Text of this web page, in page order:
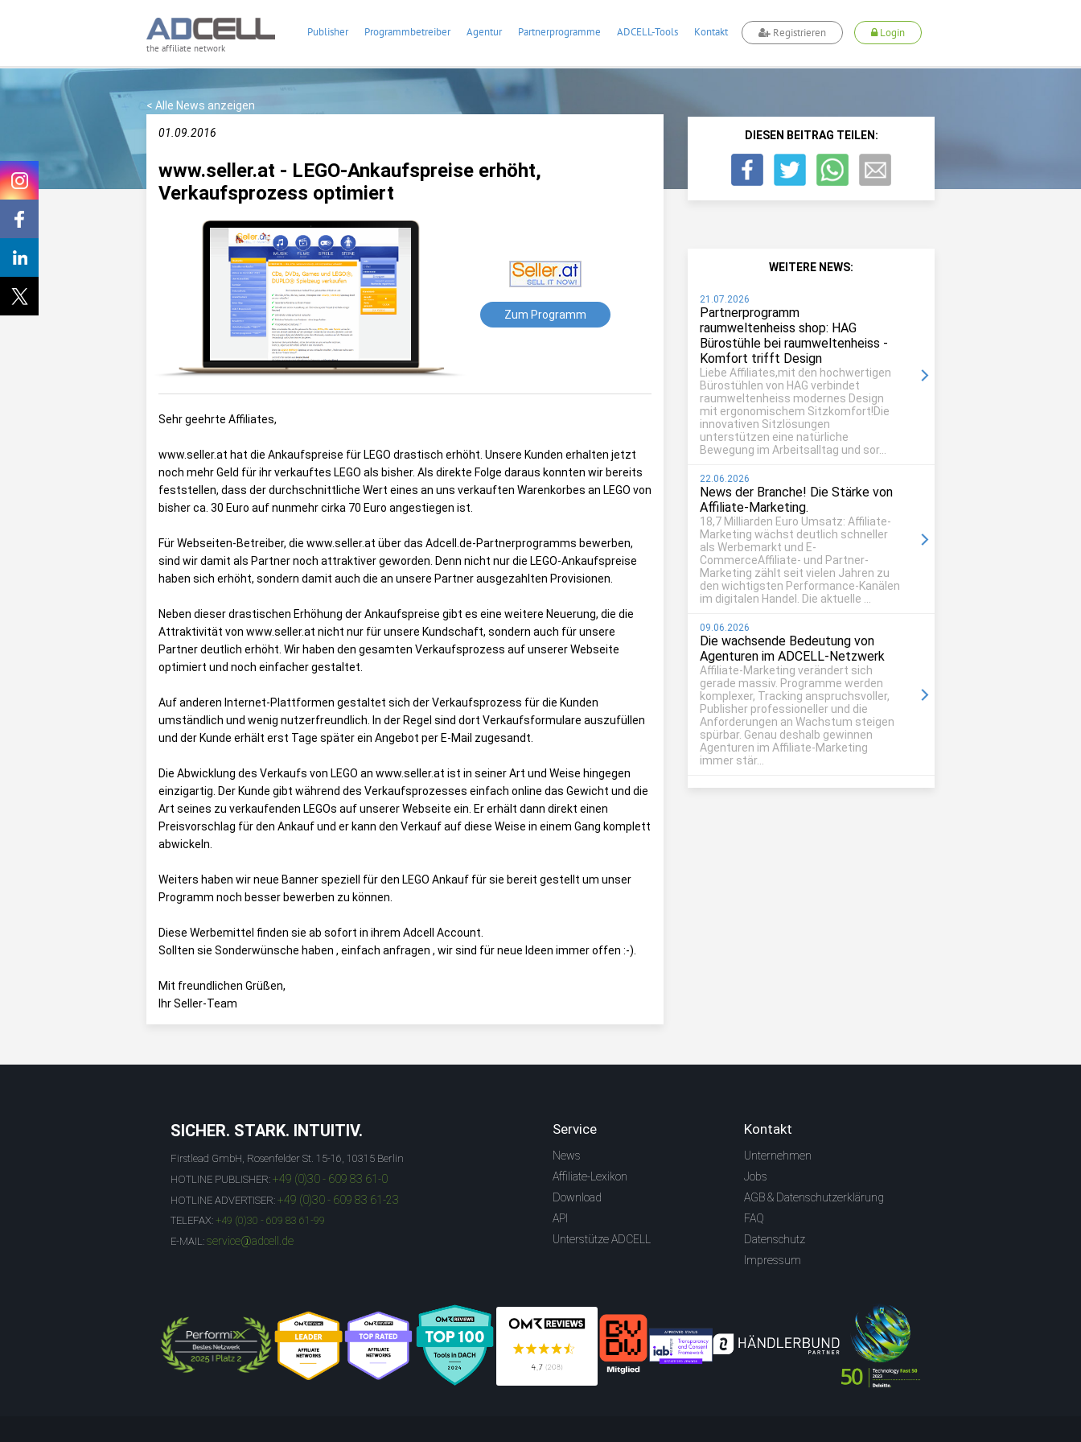
the affiliate network
Publisher Programmbetreiber Agentur Partnerprogramme ADCELL-Tools Kontakt Registrieren Login
< Alle News anzeigen
01.09.2016
www.seller.at - LEGO-Ankaufspreise erhöht,
Verkaufsprozess optimiert
Zum Programm
Sehr geehrte Affiliates,
www.seller.at hat die Ankaufspreise für LEGO drastisch erhöht. Unsere Kunden erhalten jetzt
noch mehr Geld für ihr verkauftes LEGO als bisher. Als direkte Folge daraus konnten wir bereits
feststellen, dass der durchschnittliche Wert eines an uns verkauften Warenkorbes an LEGO von
bisher ca. 30 Euro auf nunmehr cirka 70 Euro angestiegen ist.
Für Webseiten-Betreiber, die www.seller.at über das Adcell.de-Partnerprogramms bewerben,
sind wir damit als Partner noch attraktiver geworden. Denn nicht nur die LEGO-Ankaufspreise
haben sich erhöht, sondern damit auch die an unsere Partner ausgezahlten Provisionen.
Neben dieser drastischen Erhöhung der Ankaufspreise gibt es eine weitere Neuerung, die die
Attraktivität von www.seller.at nicht nur für unsere Kundschaft, sondern auch für unsere
Partner deutlich erhöht. Wir haben den gesamten Verkaufsprozess auf unserer Webseite
optimiert und noch einfacher gestaltet.
Auf anderen Internet-Plattformen gestaltet sich der Verkaufsprozess für die Kunden
umständlich und wenig nutzerfreundlich. In der Regel sind dort Verkaufsformulare auszufüllen
und der Kunde erhält erst Tage später ein Angebot per E-Mail zugesandt.
Die Abwicklung des Verkaufs von LEGO an www.seller.at ist in seiner Art und Weise hingegen
einzigartig. Der Kunde gibt während des Verkaufsprozesses einfach online das Gewicht und die
Art seines zu verkaufenden LEGOs auf unserer Webseite ein. Er erhält dann direkt einen
Preisvorschlag für den Ankauf und er kann den Verkauf auf diese Weise in einem Gang komplett
abwickeln.
Weiters haben wir neue Banner speziell für den LEGO Ankauf für sie bereit gestellt um unser
Programm noch besser bewerben zu können.
Diese Werbemittel finden sie ab sofort in ihrem Adcell Account.
Sollten sie Sonderwünsche haben , einfach anfragen , wir sind für neue Ideen immer offen :-).
Mit freundlichen Grüßen,
Ihr Seller-Team
DIESEN BEITRAG TEILEN:
WEITERE NEWS:
21.07.2026
Partnerprogramm
raumweltenheiss shop: HAG
Bürostühle bei raumweltenheiss -
Komfort trifft Design
Liebe Affiliates,mit den hochwertigen
Bürostühlen von HAG verbindet
raumweltenheiss modernes Design
mit ergonomischem Sitzkomfort!Die
innovativen Sitzlösungen
unterstützen eine natürliche
Bewegung im Arbeitsalltag und sor...
22.06.2026
News der Branche! Die Stärke von
Affiliate-Marketing.
18,7 Milliarden Euro Umsatz: Affiliate-
Marketing wächst deutlich schneller
als Werbemarkt und E-
CommerceAffiliate- und Partner-
Marketing zählt seit vielen Jahren zu
den wichtigsten Performance-Kanälen
im digitalen Handel. Die aktuelle ...
09.06.2026
Die wachsende Bedeutung von
Agenturen im ADCELL-Netzwerk
Affiliate-Marketing verändert sich
gerade massiv. Programme werden
komplexer, Tracking anspruchsvoller,
Publisher professioneller und die
Anforderungen an Wachstum steigen
spürbar. Genau deshalb gewinnen
Agenturen im Affiliate-Marketing
immer stär...
SICHER. STARK. INTUITIV.
Firstlead GmbH, Rosenfelder St. 15-16, 10315 Berlin
HOTLINE PUBLISHER: +49 (0)30 - 609 83 61-0
HOTLINE ADVERTISER: +49 (0)30 - 609 83 61-23
TELEFAX: +49 (0)30 - 609 83 61-99
E-MAIL: service@adcell.de
Service
News
Affiliate-Lexikon
Download
API
Unterstütze ADCELL
Kontakt
Unternehmen
Jobs
AGB & Datenschutzerklärung
FAQ
Datenschutz
Impressum